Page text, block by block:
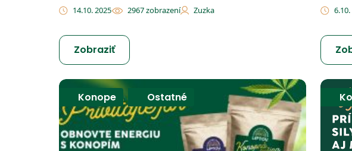
14.10. 2025 2967 zobrazení Zuzka
Zobraziť
Konope , Ostatné